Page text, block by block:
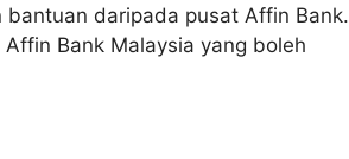
daripada pusat Affin Bank.
Bank Malaysia yang boleh